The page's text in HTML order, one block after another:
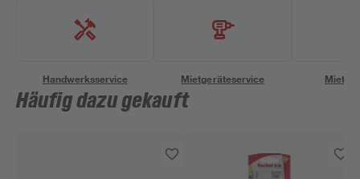
Handwerksservice Mietgeräteservice
Häufig dazu gekauft